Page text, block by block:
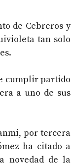
de Cebreros y
tan solo
cumplir partido
a uno de sus
por tercera
ha citado a
novedad de la